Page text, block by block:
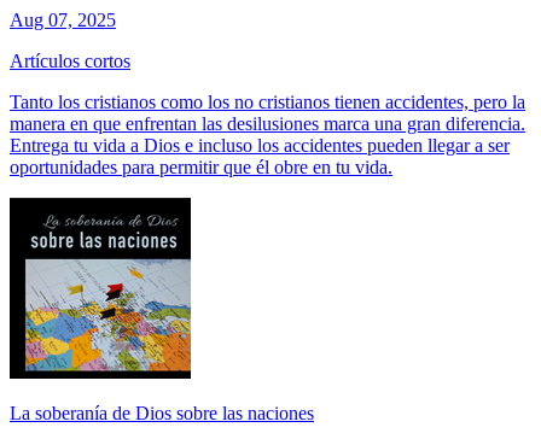
Aug 07, 2025
Artículos cortos
Tanto los cristianos como los no cristianos tienen accidentes, pero la
manera en que enfrentan las desilusiones marca una gran diferencia.
Entrega tu vida a Dios e incluso los accidentes pueden llegar a ser
oportunidades para permitir que él obre en tu vida.
La soberanía de Dios sobre las naciones